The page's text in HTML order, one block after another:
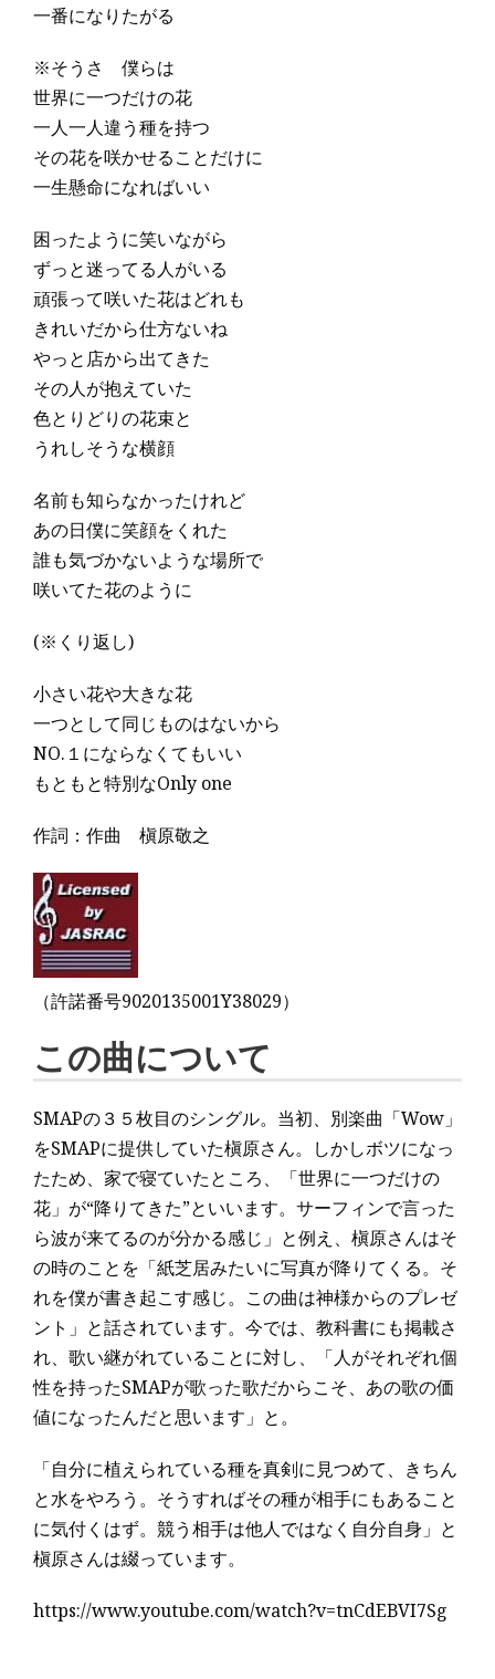
一番になりたがる
※そうさ 僕らは
世界に一つだけの花
一人一人違う種を持つ
その花を咲かせることだけに
一生懸命になればいい
困ったように笑いながら
ずっと迷ってる人がいる
頑張って咲いた花はどれも
きれいだから仕方ないね
やっと店から出てきた
その人が抱えていた
色とりどりの花束と
うれしそうな横顔
名前も知らなかったけれど
あの日僕に笑顔をくれた
誰も気づかないような場所で
咲いてた花のように
(※くり返し)
小さい花や大きな花
一つとして同じものはないから
NO.１にならなくてもいい
もともと特別なOnly one
作詞：作曲 槇原敬之
（許諾番号9020135001Y38029）
この曲について
SMAPの３５枚目のシングル。当初、別楽曲「Wow」
をSMAPに提供していた槇原さん。しかしボツになっ
たため、家で寝ていたところ、「世界に一つだけの
花」が“降りてきた”といいます。サーフィンで言った
ら波が来てるのが分かる感じ」と例え、槇原さんはそ
の時のことを「紙芝居みたいに写真が降りてくる。そ
れを僕が書き起こす感じ。この曲は神様からのプレゼ
ント」と話されています。今では、教科書にも掲載さ
れ、歌い継がれていることに対し、「人がそれぞれ個
性を持ったSMAPが歌った歌だからこそ、あの歌の価
値になったんだと思います」と。
「自分に植えられている種を真剣に見つめて、きちん
と水をやろう。そうすればその種が相手にもあること
に気付くはず。競う相手は他人ではなく自分自身」と
槇原さんは綴っています。
https://www.youtube.com/watch?v=tnCdEBVI7Sg